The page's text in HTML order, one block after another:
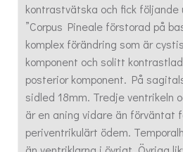
kontrastvätska och fick följande
”Corpus Pineale förstorad på
komplex förändring som är
komponent och solitt
posterior komponent. På
sidled 18mm. Tredje ventrikeln
är en aning vidare än förväntat
periventrikulärt ödem.